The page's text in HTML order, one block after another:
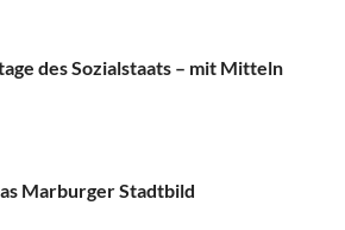
des Sozialstaats – mit Mitteln
Marburger Stadtbild